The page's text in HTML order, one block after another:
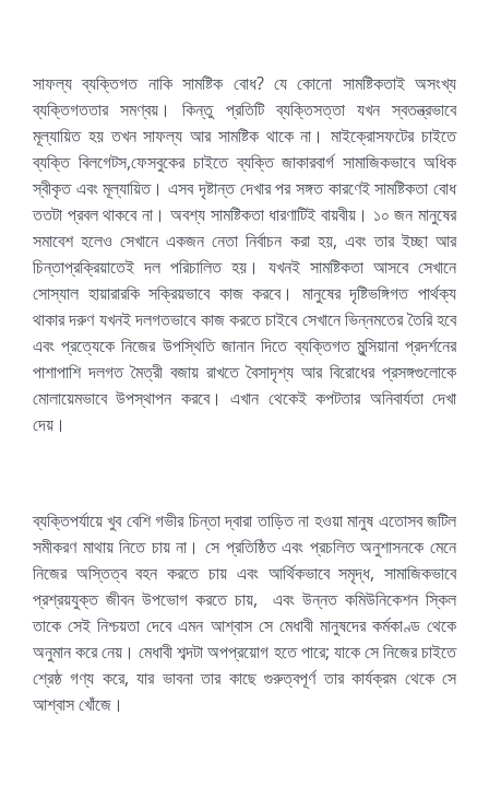
সাফল্য ব্যক্তিগত নাকি সামষ্টিক বোধ? যে কোনো সামষ্টিকতাই অসংখ্য
ব্যক্তিগততার সমণ্বয়। কিন্তু প্রতিটি ব্যক্তিসত্তা যখন স্বতন্ত্রভাবে
মূল্যায়িত হয় তখন সাফল্য আর সামষ্টিক থাকে না। মাইক্রোসফটের চাইতে
ব্যক্তি বিলগেটস,ফেসবুকের চাইতে ব্যক্তি জাকারবার্গ সামাজিকভাবে অধিক
স্বীকৃত এবং মূল্যায়িত। এসব দৃষ্টান্ত দেখার পর সঙ্গত কারণেই সামষ্টিকতা বোধ
ততটা প্রবল থাকবে না। অবশ্য সামষ্টিকতা ধারণাটিই বায়বীয়। ১০ জন মানুষের
সমাবেশ হলেও সেখানে একজন নেতা নির্বাচন করা হয়, এবং তার ইচ্ছা আর
চিন্তাপ্রক্রিয়াতেই দল পরিচালিত হয়। যখনই সামষ্টিকতা আসবে সেখানে
সোস্যাল হায়ারারকি সক্রিয়ভাবে কাজ করবে। মানুষের দৃষ্টিভঙ্গিগত পার্থক্য
থাকার দরুণ যখনই দলগতভাবে কাজ করতে চাইবে সেখানে ভিন্নমতের তৈরি হবে
এবং প্রত্যেকে নিজের উপস্থিতি জানান দিতে ব্যক্তিগত মুন্সিয়ানা প্রদর্শনের
পাশাপাশি দলগত মৈত্রী বজায় রাখতে বৈসাদৃশ্য আর বিরোধের প্রসঙ্গগুলোকে
মোলায়েমভাবে উপস্থাপন করবে। এখান থেকেই কপটতার অনিবার্যতা দেখা
দেয়।
ব্যক্তিপর্যায়ে খুব বেশি গভীর চিন্তা দ্বারা তাড়িত না হওয়া মানুষ এতোসব জটিল
সমীকরণ মাথায় নিতে চায় না। সে প্রতিষ্ঠিত এবং প্রচলিত অনুশাসনকে মেনে
নিজের অস্তিত্ব বহন করতে চায় এবং আর্থিকভাবে সমৃদ্ধ, সামাজিকভাবে
প্রশ্রয়যুক্ত জীবন উপভোগ করতে চায়, এবং উন্নত কমিউনিকেশন স্কিল
তাকে সেই নিশ্চয়তা দেবে এমন আশ্বাস সে মেধাবী মানুষদের কর্মকাণ্ড থেকে
অনুমান করে নেয়। মেধাবী শব্দটা অপপ্রয়োগ হতে পারে; যাকে সে নিজের চাইতে
শ্রেষ্ঠ গণ্য করে, যার ভাবনা তার কাছে গুরুত্বপূর্ণ তার কার্যক্রম থেকে সে
আশ্বাস খোঁজে।